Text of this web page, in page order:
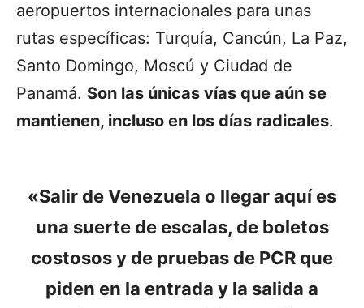
aeropuertos internacionales para unas
rutas específicas: Turquía, Cancún, La Paz,
Santo Domingo, Moscú y Ciudad de
Panamá. Son las únicas vías que aún se
mantienen, incluso en los días radicales.
«Salir de Venezuela o llegar aquí es
una suerte de escalas, de boletos
costosos y de pruebas de PCR que
piden en la entrada y la salida a